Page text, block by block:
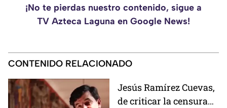
¡No te pierdas nuestro contenido, sigue a
TV Azteca Laguna en Google News!
CONTENIDO RELACIONADO
Jesús Ramírez Cuevas,
de criticar la censura